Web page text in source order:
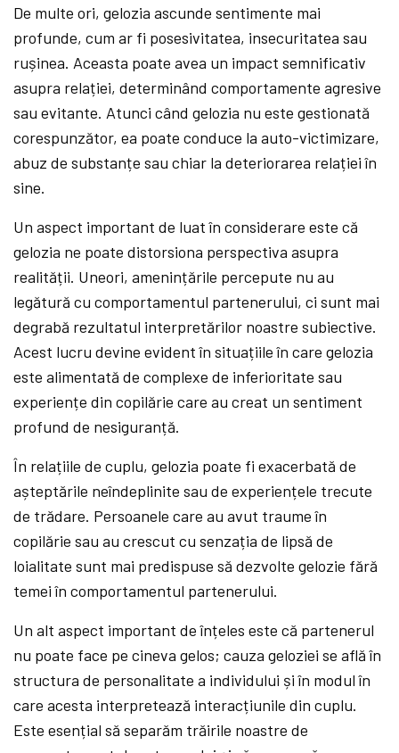
De multe ori, gelozia ascunde sentimente mai
profunde, cum ar fi posesivitatea, insecuritatea sau
rușinea. Aceasta poate avea un impact semnificativ
asupra relației, determinând comportamente agresive
sau evitante. Atunci când gelozia nu este gestionată
corespunzător, ea poate conduce la auto-victimizare,
abuz de substanțe sau chiar la deteriorarea relației în
sine.
Un aspect important de luat în considerare este că
gelozia ne poate distorsiona perspectiva asupra
realității. Uneori, amenințările percepute nu au
legătură cu comportamentul partenerului, ci sunt mai
degrabă rezultatul interpretărilor noastre subiective.
Acest lucru devine evident în situațiile în care gelozia
este alimentată de complexe de inferioritate sau
experiențe din copilărie care au creat un sentiment
profund de nesiguranță.
În relațiile de cuplu, gelozia poate fi exacerbată de
așteptările neîndeplinite sau de experiențele trecute
de trădare. Persoanele care au avut traume în
copilărie sau au crescut cu senzația de lipsă de
loialitate sunt mai predispuse să dezvolte gelozie fără
temei în comportamentul partenerului.
Un alt aspect important de înțeles este că partenerul
nu poate face pe cineva gelos; cauza geloziei se află în
structura de personalitate a individului și în modul în
care acesta interpretează interacțiunile din cuplu.
Este esențial să separăm trăirile noastre de